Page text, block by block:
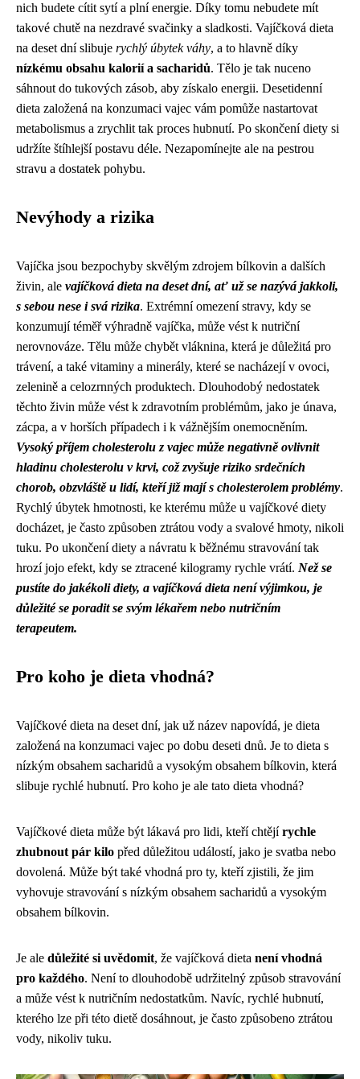
nich budete cítit sytí a plní energie. Díky tomu nebudete mít
takové chutě na nezdravé svačinky a sladkosti. Vajíčková dieta
na deset dní slibuje rychlý úbytek váhy, a to hlavně díky
nízkému obsahu kalorií a sacharidů. Tělo je tak nuceno
sáhnout do tukových zásob, aby získalo energii. Desetidenní
dieta založená na konzumaci vajec vám pomůže nastartovat
metabolismus a zrychlit tak proces hubnutí. Po skončení diety si
udržíte štíhlejší postavu déle. Nezapomínejte ale na pestrou
stravu a dostatek pohybu.
Nevýhody a rizika
Vajíčka jsou bezpochyby skvělým zdrojem bílkovin a dalších
živin, ale vajíčková dieta na deset dní, ať už se nazývá jakkoli,
s sebou nese i svá rizika. Extrémní omezení stravy, kdy se
konzumují téměř výhradně vajíčka, může vést k nutriční
nerovnováze. Tělu může chybět vláknina, která je důležitá pro
trávení, a také vitaminy a minerály, které se nacházejí v ovoci,
zelenině a celozrnných produktech. Dlouhodobý nedostatek
těchto živin může vést k zdravotním problémům, jako je únava,
zácpa, a v horších případech i k vážnějším onemocněním.
Vysoký příjem cholesterolu z vajec může negativně ovlivnit
hladinu cholesterolu v krvi, což zvyšuje riziko srdečních
chorob, obzvláště u lidí, kteří již mají s cholesterolem problémy.
Rychlý úbytek hmotnosti, ke kterému může u vajíčkové diety
docházet, je často způsoben ztrátou vody a svalové hmoty, nikoli
tuku. Po ukončení diety a návratu k běžnému stravování tak
hrozí jojo efekt, kdy se ztracené kilogramy rychle vrátí. Než se
pustíte do jakékoli diety, a vajíčková dieta není výjimkou, je
důležité se poradit se svým lékařem nebo nutričním
terapeutem.
Pro koho je dieta vhodná?
Vajíčkové dieta na deset dní, jak už název napovídá, je dieta
založená na konzumaci vajec po dobu deseti dnů. Je to dieta s
nízkým obsahem sacharidů a vysokým obsahem bílkovin, která
slibuje rychlé hubnutí. Pro koho je ale tato dieta vhodná?
Vajíčkové dieta může být lákavá pro lidi, kteří chtějírychle
zhubnout pár kilo před důležitou událostí, jako je svatba nebo
dovolená. Může být také vhodná pro ty, kteří zjistili, že jim
vyhovuje stravování s nízkým obsahem sacharidů a vysokým
obsahem bílkovin.
Je ale důležité si uvědomit, že vajíčková dieta není vhodná
pro každého. Není to dlouhodobě udržitelný způsob stravování
a může vést k nutričním nedostatkům. Navíc, rychlé hubnutí,
kterého lze při této dietě dosáhnout, je často způsobeno ztrátou
vody, nikoliv tuku.